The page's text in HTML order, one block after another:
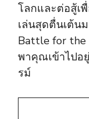
โลกและต่อสู้เ
เล่นสุดตื่นเต้น
Battle for the
พาคุณเข้าไปอ
รม์